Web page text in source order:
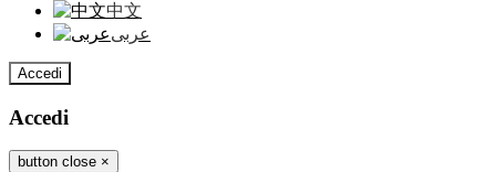
中文
عربى
Accedi
Accedi
button close ×